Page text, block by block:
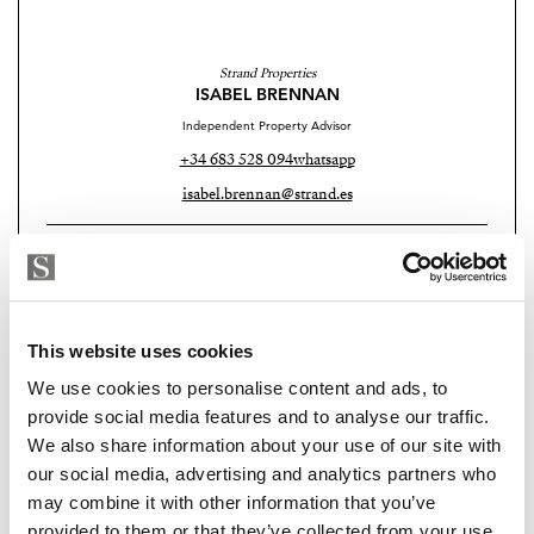
This website uses cookies
We use cookies to personalise content and ads, to
provide social media features and to analyse our traffic.
We also share information about your use of our site with
our social media, advertising and analytics partners who
may combine it with other information that you’ve
Strand Properties
ISABEL BRENNAN
Independent Property Advisor
+34 683 528 094whatsapp
isabel.brennan@strand.es
Sind Sie an dieser Immobilie
interessiert?
Please, contact me or fill your information and
we will contact you with the language you
choose. We also arrange remote property
viewings by Whats App free of charge.
MAKE CONTACT REQUEST
Gepflegte Garten- und Grünanlagen
Gated Boutique Community – Exklusivität in ruhiger
Nur drei Gehminuten trennen die Bewohner vom
Strand. In unmittelbarer Nähe befinden sich zahlreiche
Dienstleistungen und Annehmlichkeiten. Der
nahegelegene Bahnhof bietet direkte Verbindungen
Zudem ermöglichen schnelle Straßenverbindungen
eine bequeme Anfahrt zum Flughafen und zu den
wichtigsten touristischen Zielen.
Eine perfekte Verbindung von mediterraner Natur,
moderner Architektur und hochwertigem Lifestyle